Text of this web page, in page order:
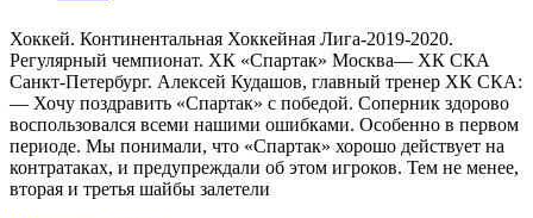
Хоккей. Континентальная Хоккейная Лига-2019-2020.
Регулярный чемпионат. ХК «Спартак» Москва— ХК СКА
Санкт-Петербург. Алексей Кудашов, главный тренер ХК СКА:
— Хочу поздравить «Спартак» с победой. Соперник здорово
воспользовался всеми нашими ошибками. Особенно в первом
периоде. Мы понимали, что «Спартак» хорошо действует на
контратаках, и предупреждали об этом игроков. Тем не менее,
вторая и третья шайбы залетели